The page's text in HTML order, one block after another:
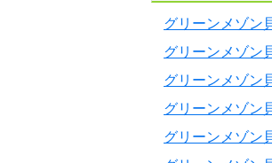
グリーンメゾン
グリーンメゾン
グリーンメゾン
グリーンメゾン
グリーンメゾン